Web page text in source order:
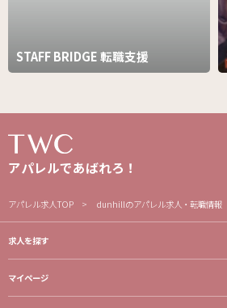
STAFF BRIDGE 転職支援
アパレルであばれろ！
アパレル求人TOP dunhillのアパレル求人・転職情報
求人を探す
マイページ